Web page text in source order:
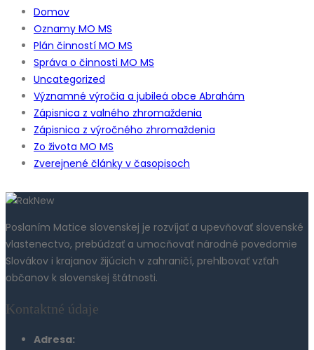
Domov
Oznamy MO MS
Plán činností MO MS
Správa o činnosti MO MS
Uncategorized
Významné výročia a jubileá obce Abrahám
Zápisnica z valného zhromaždenia
Zápisnica z výročného zhromaždenia
Zo života MO MS
Zverejnené články v časopisoch
Poslaním Matice slovenskej je rozvíjať a upevňovať slovenské
vlastenectvo, prebúdzať a umocňovať národné povedomie
Slovákov i krajanov žijúcich v zahraničí, prehlbovať vzťah
občanov k slovenskej štátnosti.
Kontaktné údaje
Adresa: